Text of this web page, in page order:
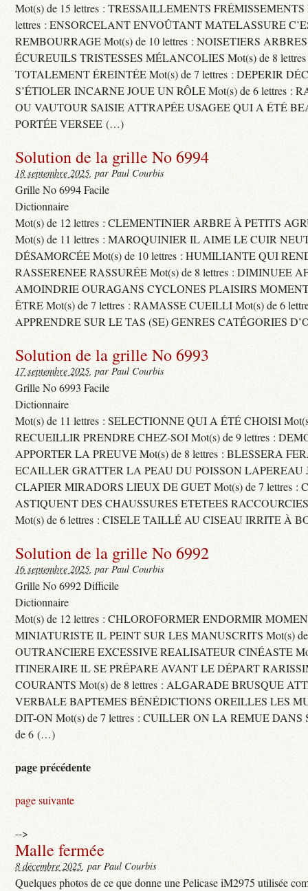
Mot(s) de 15 lettres : TRESSAILLEMENTS FRÉMISSEMENTS
lettres : ENSORCELANT ENVOÛTANT MATELASSURE
REMBOURRAGE Mot(s) de 10 lettres : NOISETIERS
ÉCUREUILS TRISTESSES MÉLANCOLIES Mot(s) de 8
TOTALEMENT ÉREINTÉE Mot(s) de 7 lettres : DEPERIR
S’ÉTIOLER INCARNE JOUE UN RÔLE Mot(s) de 6 lettres :
OU VAUTOUR SAISIE ATTRAPÉE USAGEE QUI A ÉTÉ
PORTÉE VERSEE (…)
Solution de la grille No 6994
18 septembre 2025, par Paul Courbis
Grille No 6994 Facile
Dictionnaire
Mot(s) de 12 lettres : CLEMENTINIER ARBRE À PETITS
Mot(s) de 11 lettres : MAROQUINIER IL AIME LE CUIR
DÉSAMORCÉE Mot(s) de 10 lettres : HUMILIANTE QUI
RASSERENEE RASSURÉE Mot(s) de 8 lettres : DIMINUEE
AMOINDRIE OURAGANS CYCLONES PLAISIRS
ÊTRE Mot(s) de 7 lettres : RAMASSE CUEILLI Mot(s) de 6
APPRENDRE SUR LE TAS (SE) GENRES CATÉGORIES
Solution de la grille No 6993
17 septembre 2025, par Paul Courbis
Grille No 6993 Facile
Dictionnaire
Mot(s) de 11 lettres : SELECTIONNE QUI A ÉTÉ CHOISI
RECUEILLIR PRENDRE CHEZ-SOI Mot(s) de 9 lettres :
APPORTER LA PREUVE Mot(s) de 8 lettres : BLESSERA
ECAILLER GRATTER LA PEAU DU POISSON LAPEREAU
CLAPIER MIRADORS LIEUX DE GUET Mot(s) de 7 lettres :
ASTIQUENT DES CHAUSSURES ETETEES
Mot(s) de 6 lettres : CISELE TAILLÉ AU CISEAU IRRITE À
Solution de la grille No 6992
16 septembre 2025, par Paul Courbis
Grille No 6992 Difficile
Dictionnaire
Mot(s) de 12 lettres : CHLOROFORMER ENDORMIR
MINIATURISTE IL PEINT SUR LES MANUSCRITS Mot(s) de
OUTRANCIERE EXCESSIVE REALISATEUR CINÉASTE
ITINERAIRE IL SE PRÉPARE AVANT LE DÉPART
COURANTS Mot(s) de 8 lettres : ALGARADE BRUSQUE
VERBALE BAPTEMES BÉNÉDICTIONS OREILLES LES
DIT-ON Mot(s) de 7 lettres : CUILLER ON LA REMUE DANS
de 6 (…)
page précédente
page suivante
-->
Malle fermée
8 décembre 2025, par Paul Courbis
Quelques photos de ce que donne une Pelicase iM2975 utilisée